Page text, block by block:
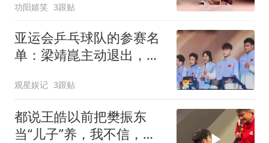
功阳嬉笑 3跟贴
亚运会乒乓球队的参赛名
单：梁靖崑主动退出，男
的棋
观星娱记 3跟贴
都说王皓以前把樊振东
当“儿子”养，我不信，看